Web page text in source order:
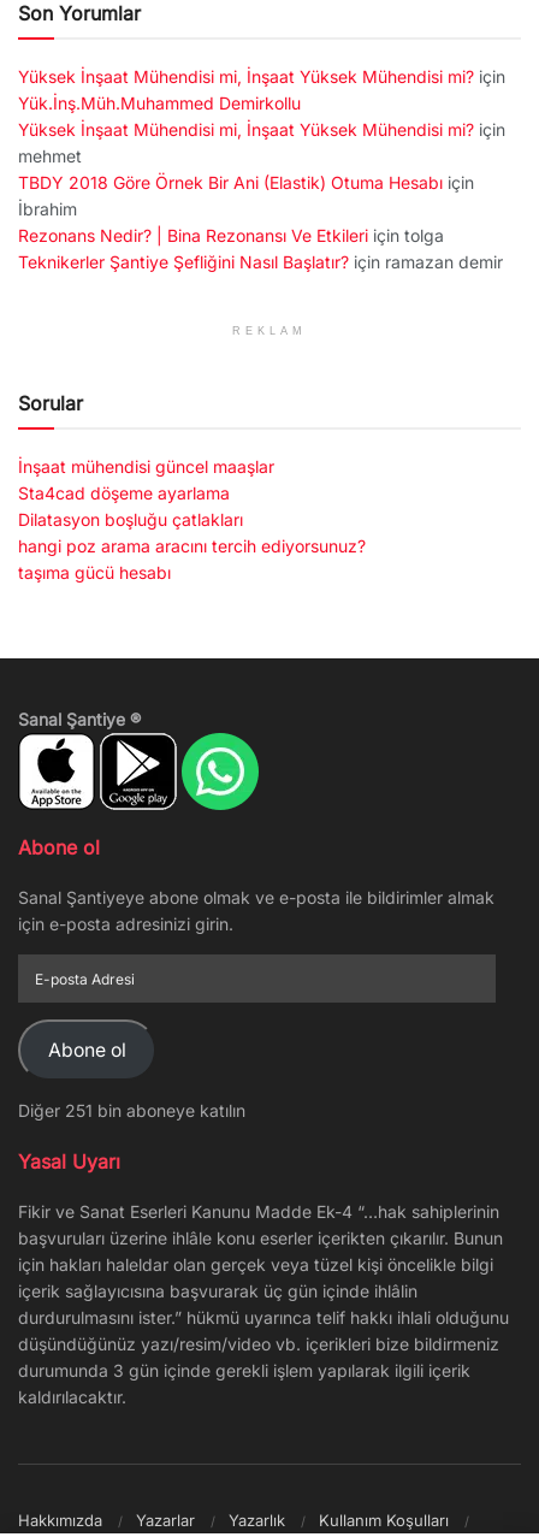
Son Yorumlar
Yüksek İnşaat Mühendisi mi, İnşaat Yüksek Mühendisi mi? için
Yük.İnş.Müh.Muhammed Demirkollu
Yüksek İnşaat Mühendisi mi, İnşaat Yüksek Mühendisi mi? için
mehmet
TBDY 2018 Göre Örnek Bir Ani (Elastik) Otuma Hesabı için
İbrahim
Rezonans Nedir? | Bina Rezonansı Ve Etkileri için tolga
Teknikerler Şantiye Şefliğini Nasıl Başlatır? için ramazan demir
REKLAM
Sorular
İnşaat mühendisi güncel maaşlar
Sta4cad döşeme ayarlama
Dilatasyon boşluğu çatlakları
hangi poz arama aracını tercih ediyorsunuz?
taşıma gücü hesabı
Sanal Şantiye ®
Abone ol
Sanal Şantiyeye abone olmak ve e-posta ile bildirimler almak
için e-posta adresinizi girin.
posta
Adresi
Abone ol
Diğer 251 bin aboneye katılın
Yasal Uyarı
Fikir ve Sanat Eserleri Kanunu Madde Ek-4 “…hak sahiplerinin
başvuruları üzerine ihlâle konu eserler içerikten çıkarılır. Bunun
için hakları haleldar olan gerçek veya tüzel kişi öncelikle bilgi
içerik sağlayıcısına başvurarak üç gün içinde ihlâlin
durdurulmasını ister.” hükmü uyarınca telif hakkı ihlali olduğunu
düşündüğünüz yazı/resim/video vb. içerikleri bize bildirmeniz
durumunda 3 gün içinde gerekli işlem yapılarak ilgili içerik
kaldırılacaktır.
Hakkımızda Yazarlar Yazarlık
Kullanım Koşulları